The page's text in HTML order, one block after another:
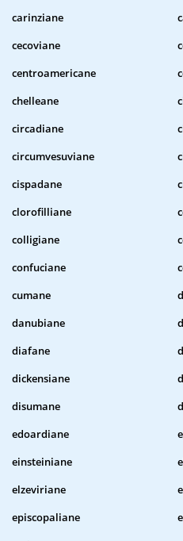
carinziane
cecoviane
centroamericane
chelleane
circadiane
circumvesuviane
cispadane
clorofilliane
colligiane
confuciane
cumane
danubiane
diafane
dickensiane
disumane
edoardiane
einsteiniane
elzeviriane
episcopaliane